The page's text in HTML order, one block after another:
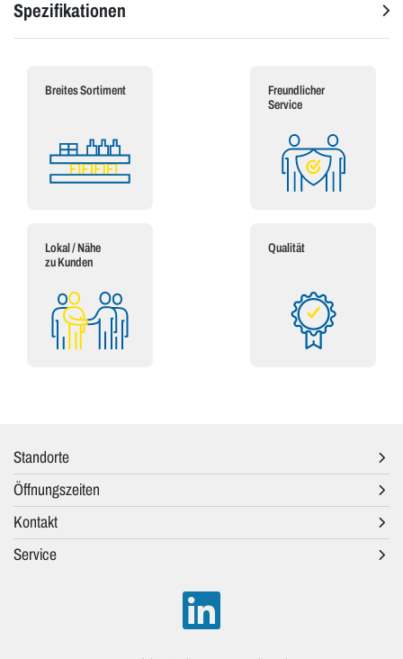
Spezifikationen
Breites Sortiment
Freundlicher
Service
Lokal / Nähe
zu Kunden
Qualität
Standorte
Öffnungszeiten
Kontakt
Service